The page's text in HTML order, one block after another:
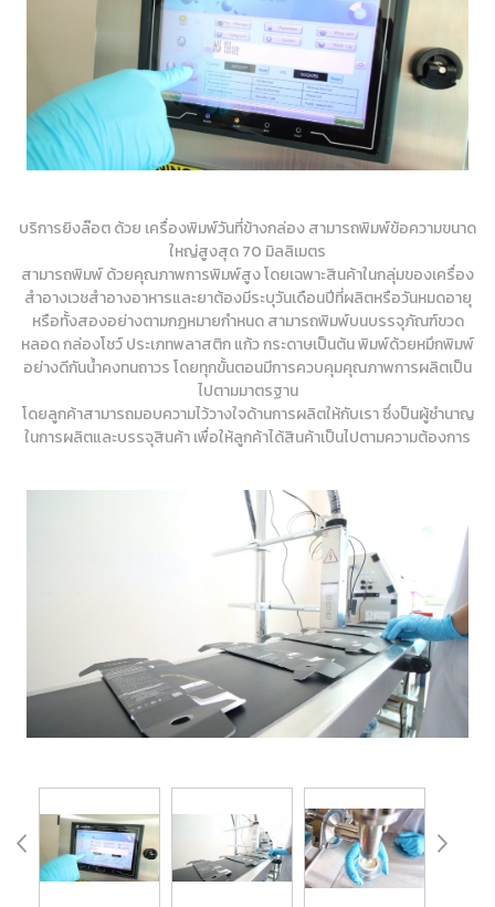
บริการยิงล๊อต ด้วย เครื่องพิมพ์วันที่ข้างกล่อง สามารถพิมพ์ข้อความขนาด
ใหญ่สูงสุด 70 มิลลิเมตร
สามารถพิมพ์ ด้วยคุณภาพการพิมพ์สูง โดยเฉพาะสินค้าในกลุ่มของเครื่อง
สำอางเวชสำอางอาหารและยาต้องมีระบุวันเดือนปีที่ผลิตหรือวันหมดอายุ
หรือทั้งสองอย่างตามกฏหมายกำหนด สามารถพิมพ์บนบรรจุภัณฑ์ขวด
หลอด กล่องโชว์ ประเภทพลาสติก แก้ว กระดาษเป็นต้น พิมพ์ด้วยหมึกพิมพ์
อย่างดีกันน้ำคงทนถาวร โดยทุกขั้นตอนมีการควบคุมคุณภาพการผลิตเป็น
ไปตามมาตรฐาน
โดยลูกค้าสามารถมอบความไว้วางใจด้านการผลิตให้กับเรา ซึ่งป็นผู้ชำนาญ
ในการผลิตและบรรจุสินค้า เพื่อให้ลูกค้าได้สินค้าเป็นไปตามความต้องการ